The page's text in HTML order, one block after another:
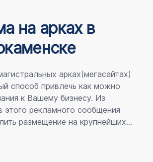
на аркаx в
арках(мегасайтах)
способ привлечь как можно
к Вашему бизнесу. Из
этого рекламного сообщения
размещение на крупнейших
потоку расположение в прямой